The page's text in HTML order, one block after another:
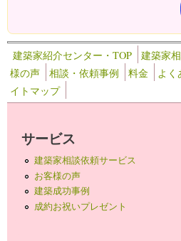
建築家紹介センター・TOP 建築家
様の声
相談・依頼事例 料金 よく
イトマップ
サービス
建築家相談依頼サービス
お客様の声
建築成功事例
成約お祝いプレゼント